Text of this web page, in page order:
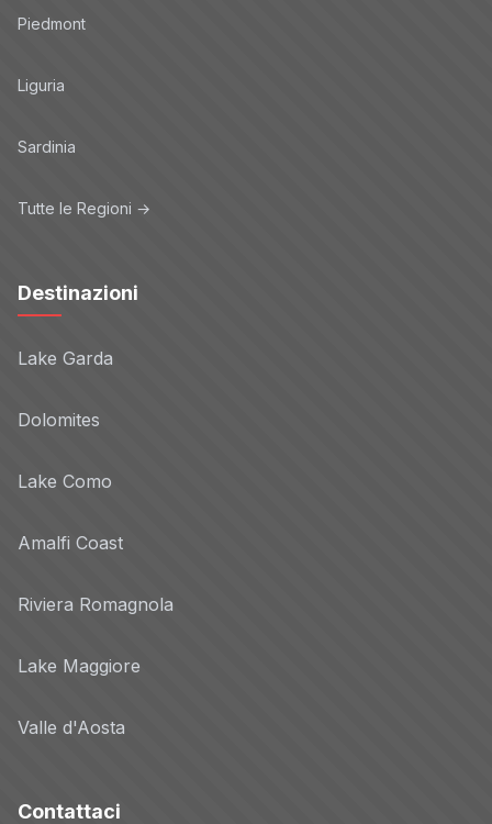
Piedmont
Liguria
Sardinia
Tutte le Regioni →
Destinazioni
Lake Garda
Dolomites
Lake Como
Amalfi Coast
Riviera Romagnola
Lake Maggiore
Valle d'Aosta
Contattaci